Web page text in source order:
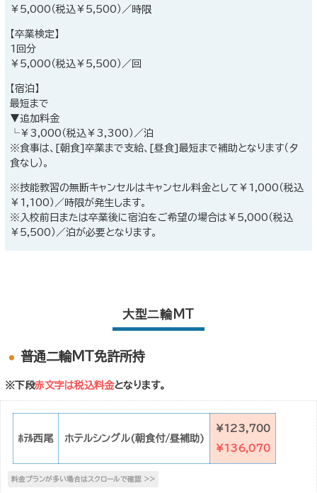
￥5,000（税込￥5,500）／時限
【卒業検定】
1回分
￥5,000（税込￥5,500）／回
【宿泊】
最短まで
▼追加料金
└￥3,000（税込￥3,300）／泊
※食事は、[朝食]卒業まで支給、[昼食]最短まで補助となります（夕
食なし）。
※技能教習の無断キャンセルはキャンセル料金として￥1,000（税込
￥1,100）／時限が発生します。
※入校前日または卒業後に宿泊をご希望の場合は￥5,000（税込
￥5,500）／泊が必要となります。
大型二輪MT
普通二輪MT免許所持
※下段赤文字は税込料金となります。
ﾎﾃﾙ西尾 ホテルシングル(朝食付/昼補助)
¥123,700
¥136,070